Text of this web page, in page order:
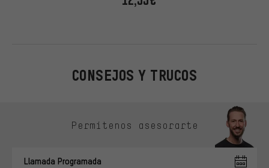
CONSEJOS Y TRUCOS
Permítenos asesorarte
Llamada Programada